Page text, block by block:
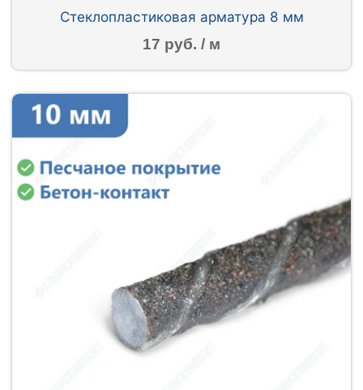
Стеклопластиковая арматура 8 мм
17 руб. / м